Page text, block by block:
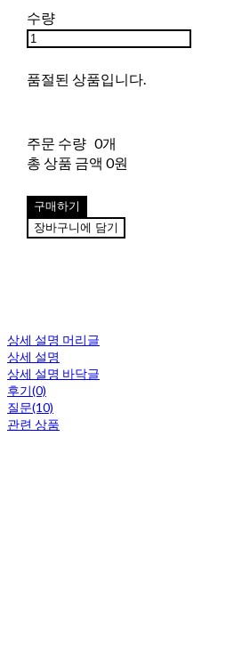
수량
품절된 상품입니다.
주문 수량 0개
총 상품 금액 0원
구매하기
장바구니에 담기
상세 설명 머리글
상세 설명
상세 설명 바닥글
후기(0)
질문(10)
관련 상품